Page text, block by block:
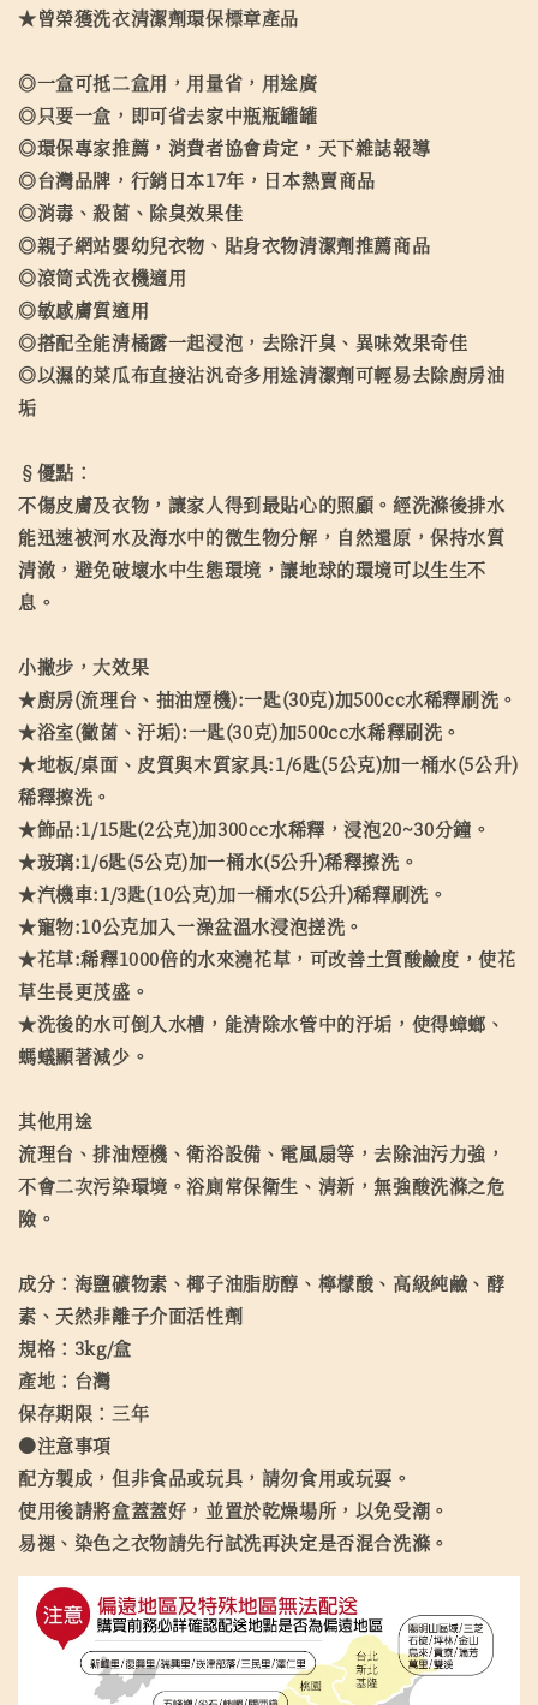
★曾榮獲洗衣清潔劑環保標章產品
◎一盒可抵二盒用，用量省，用途廣
◎只要一盒，即可省去家中瓶瓶罐罐
◎環保專家推薦，消費者協會肯定，天下雜誌報導
◎台灣品牌，行銷日本17年，日本熱賣商品
◎消毒、殺菌、除臭效果佳
◎親子網站嬰幼兒衣物、貼身衣物清潔劑推薦商品
◎滾筒式洗衣機適用
◎敏感膚質適用
◎搭配全能清橘露一起浸泡，去除汗臭、異味效果奇佳
◎以濕的菜瓜布直接沾汎奇多用途清潔劑可輕易去除廚房油
垢
§優點：
不傷皮膚及衣物，讓家人得到最貼心的照顧。經洗滌後排水
能迅速被河水及海水中的微生物分解，自然還原，保持水質
清澈，避免破壞水中生態環境，讓地球的環境可以生生不
息。
小撇步，大效果
★廚房(流理台、抽油煙機):一匙(30克)加500cc水稀釋刷洗。
★浴室(黴菌、汙垢):一匙(30克)加500cc水稀釋刷洗。
★地板/桌面、皮質與木質家具:1/6匙(5公克)加一桶水(5公升)
稀釋擦洗。
★飾品:1/15匙(2公克)加300cc水稀釋，浸泡20~30分鐘。
★玻璃:1/6匙(5公克)加一桶水(5公升)稀釋擦洗。
★汽機車:1/3匙(10公克)加一桶水(5公升)稀釋刷洗。
★寵物:10公克加入一澡盆溫水浸泡搓洗。
★花草:稀釋1000倍的水來澆花草，可改善土質酸鹼度，使花
草生長更茂盛。
★洗後的水可倒入水槽，能清除水管中的汙垢，使得蟑螂、
螞蟻顯著減少。
其他用途
流理台、排油煙機、衛浴設備、電風扇等，去除油污力強，
不會二次污染環境。浴廁常保衛生、清新，無強酸洗滌之危
險。
成分：海鹽礦物素、椰子油脂肪醇、檸檬酸、高級純鹼、酵
素、天然非離子介面活性劑
規格：3kg/盒
產地：台灣
保存期限：三年
●注意事項
配方製成，但非食品或玩具，請勿食用或玩耍。
使用後請將盒蓋蓋好，並置於乾燥場所，以免受潮。
易褪、染色之衣物請先行試洗再決定是否混合洗滌。